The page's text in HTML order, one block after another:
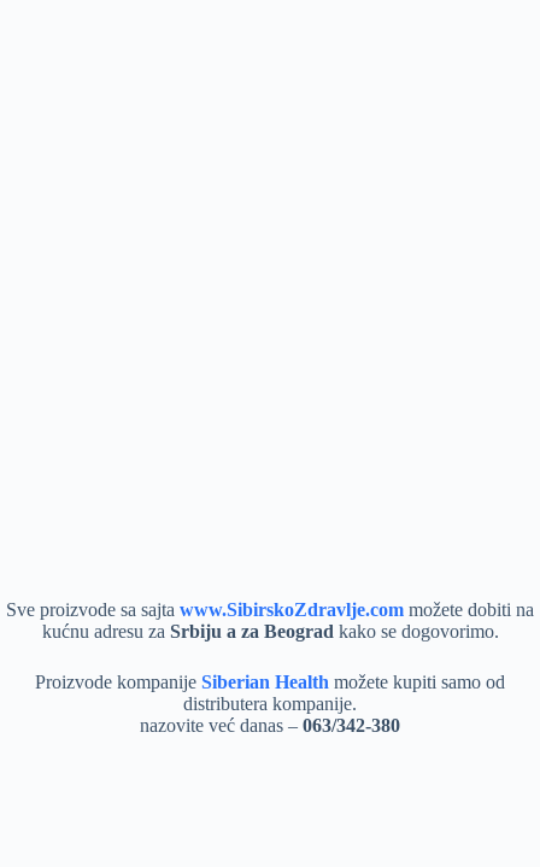
Sve proizvode sa sajta www.SibirskoZdravlje.com možete dobiti na
kućnu adresu za Srbiju a za Beograd kako se dogovorimo.
Proizvode kompanije Siberian Health možete kupiti samo od
distributera kompanije.
nazovite već danas – 063/342-380